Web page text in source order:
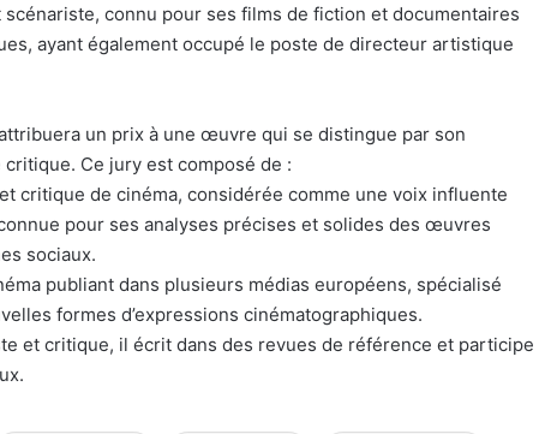
scénariste, connu pour ses films de fiction et documentaires
ayant également occupé le poste de directeur artistique
un prix à une œuvre qui se distingue par son
Ce jury est composé de :
critique de cinéma, considérée comme une voix influente
pour ses analyses précises et solides des œuvres
sociaux.
publiant dans plusieurs médias européens, spécialisé
formes d’expressions cinématographiques.
et critique, il écrit dans des revues de référence et participe